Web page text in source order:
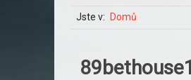
Jste v: Domů
89bethouse1